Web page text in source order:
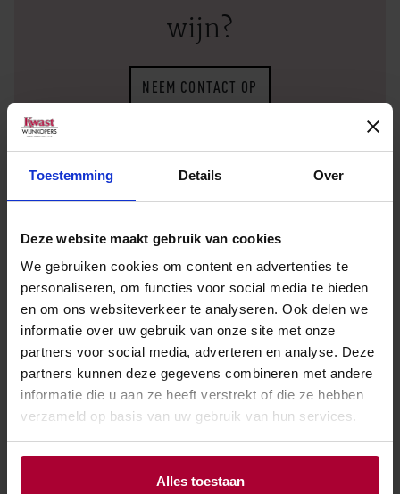
Toestemming Details Over
Deze website maakt gebruik van cookies
We gebruiken cookies om content en advertenties te
personaliseren, om functies voor social media te bieden
en om ons websiteverkeer te analyseren. Ook delen we
informatie over uw gebruik van onze site met onze
partners voor social media, adverteren en analyse. Deze
partners kunnen deze gegevens combineren met andere
informatie die u aan ze heeft verstrekt of die ze hebben
verzameld op basis van uw gebruik van hun services.
Alles toestaan
wijn?
NEEM CONTACT OP
Verkooppunt zoeken
Geen zakelijke klant? Vul dan uw plaatsnaam of
postcode in en vind het dichtstbijzijnde
verkooppunt.